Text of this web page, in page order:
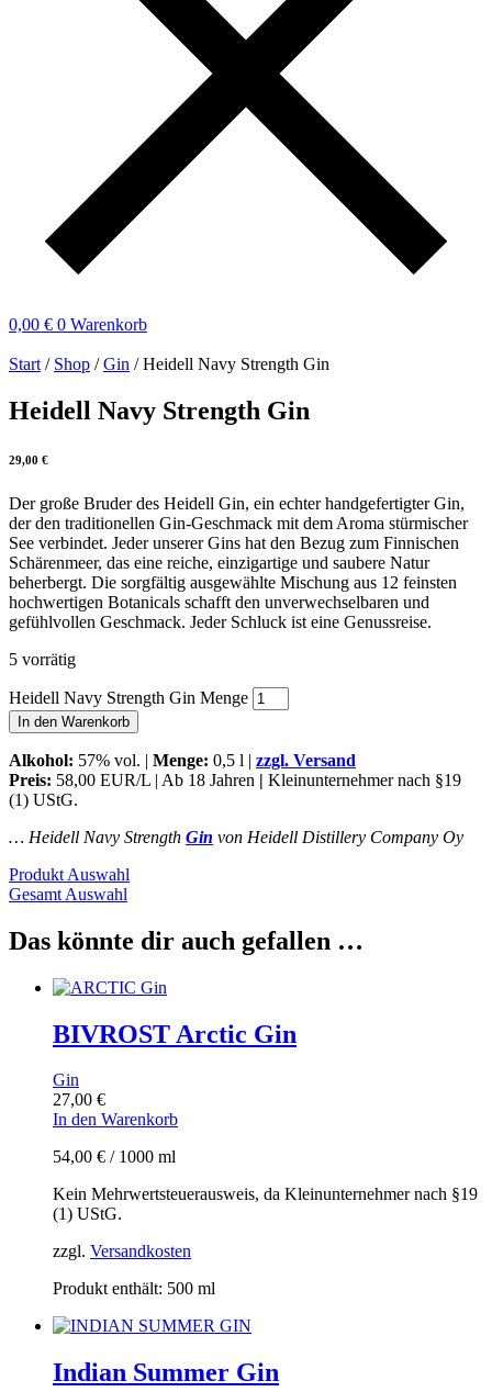
0,00 € 0 Warenkorb
Start / Shop /Gin / Heidell Navy Strength Gin
Heidell Navy Strength Gin
29,00 €
Der große Bruder des Heidell Gin, ein echter handgefertigter Gin,
der den traditionellen Gin-Geschmack mit dem Aroma stürmischer
See verbindet. Jeder unserer Gins hat den Bezug zum Finnischen
Schärenmeer, das eine reiche, einzigartige und saubere Natur
beherbergt. Die sorgfältig ausgewählte Mischung aus 12 feinsten
hochwertigen Botanicals schafft den unverwechselbaren und
gefühlvollen Geschmack. Jeder Schluck ist eine Genussreise.
5 vorrätig
Heidell Navy Strength Gin Menge
In den Warenkorb
Alkohol: 57% vol. | Menge: 0,5 l | zzgl. Versand
Preis: 58,00 EUR/L | Ab 18 Jahren | Kleinunternehmer nach §19
(1) UStG.
… Heidell Navy Strength Gin von Heidell Distillery Company Oy
Produkt Auswahl
Gesamt Auswahl
Das könnte dir auch gefallen …
BIVROST Arctic Gin
Gin
27,00 €
In den Warenkorb
54,00 € / 1000 ml
Kein Mehrwertsteuerausweis, da Kleinunternehmer nach §19
(1) UStG.
zzgl. Versandkosten
Produkt enthält: 500 ml
Indian Summer Gin